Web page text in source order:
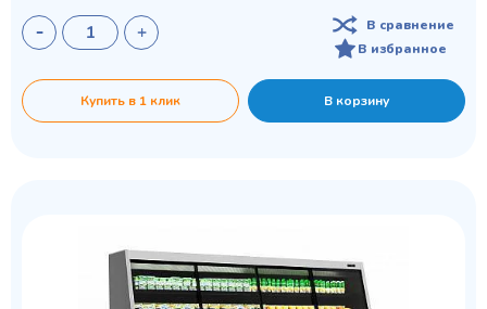
В сравнение
В избранное
Купить в 1 клик В корзину